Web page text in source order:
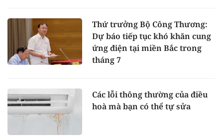
Thứ trưởng Bộ Công Thương:
Dự báo tiếp tục khó khăn cung
ứng điện tại miền Bắc trong
tháng 7
Các lỗi thông thường của điều
hoà mà bạn có thể tự sửa